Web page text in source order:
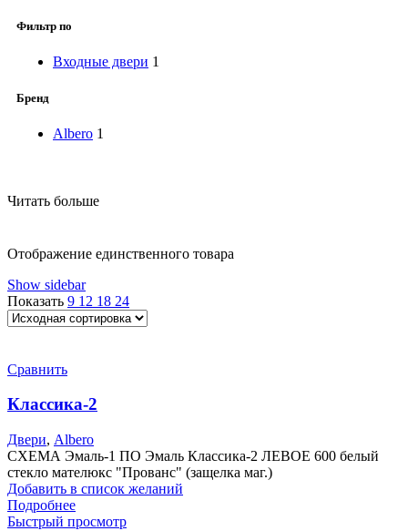
Фильтр по
Входные двери 1
Бренд
Albero 1
Читать больше
Отображение единственного товара
Show sidebar
Показать 9 12 18 24
Сравнить
Классика-2
Двери, Albero
СХЕМА Эмаль-1 ПО Эмаль Классика-2 ЛЕВОЕ 600 белый
стекло мателюкс "Прованс" (защелка маг.)
Добавить в список желаний
Подробнее
Быстрый просмотр